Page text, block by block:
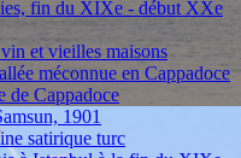
fin du XIXe - début XXe
et vieilles maisons
méconnue en Cappadoce
de Cappadoce
1901
satirique turc